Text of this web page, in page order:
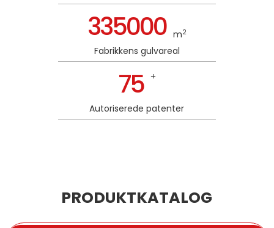
335000 m2
Fabrikkens gulvareal
75 +
Autoriserede patenter
PRODUKTKATALOG